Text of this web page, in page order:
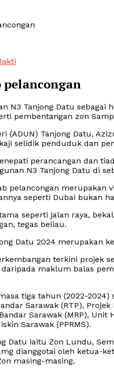
N3 Tanjong Datu sebagai
pembentangan zon
(ADUN) Tanjong Datu,
selidik penduduk dan
perancangan dan
N3 Tanjong Datu di
pelancongan merupakan
seperti Dubai bukan
seperti jalan raya,
tegas beliau.
Datu 2024 merupakan
terkini projek
maklum balas
tiga tahun (2022-
Sarawak (RTP),
Sarawak (MRP),
Sarawak (PPRMS).
Datu iaitu Zon Lundu,
dianggotai oleh ketua-
masing-masing.